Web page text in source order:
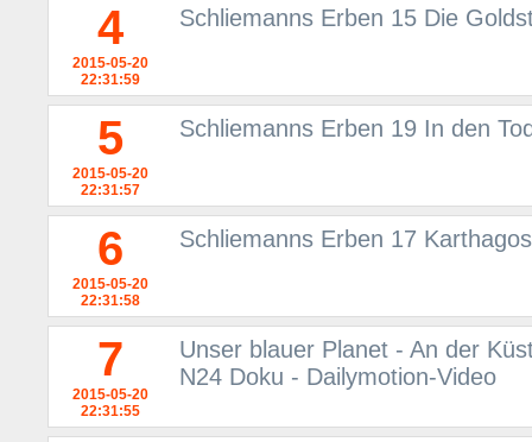
4
2015-05-20
22:31:59
Schliemanns Erben 15 Die
5
2015-05-20
22:31:57
Schliemanns Erben 19 In den
6
2015-05-20
22:31:58
Schliemanns Erben 17
7
2015-05-20
22:31:55
Unser blauer Planet - An der
N24 Doku - Dailymotion-Video